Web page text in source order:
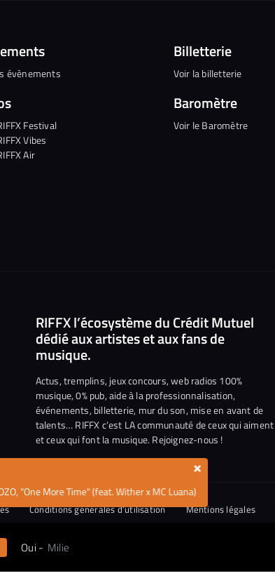
Oui - Milie
évènements
Festival
Vibes
Air
Billetterie
Voir la billetterie
Baromètre
Voir le Baromètre
RIFFX l’écosystème du Crédit Mutuel
dédié aux artistes et aux fans de
musique.
Actus, tremplins, jeux concours, web radios 100%
musique, 0% pub, aide à la professionnalisation,
événements, billetterie, mur du son, mise en avant de
talents… RIFFX c’est LA communauté de ceux qui aiment
et ceux qui font la musique. Rejoignez-nous !
Conditions générales d’utilisation Mentions légales
×
"One More Time" (feat. Wither x MC Luana)